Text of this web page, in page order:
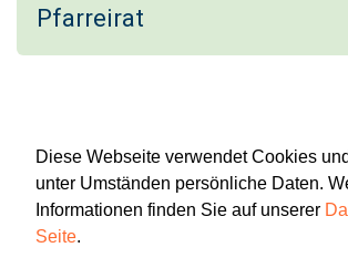
Diese Webseite verwendet Cookies
unter Umständen persönliche Daten.
Informationen finden Sie auf unserer
Seite.
Pfarreirat